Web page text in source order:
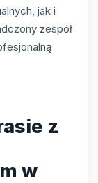
jak i
zespół
z
w